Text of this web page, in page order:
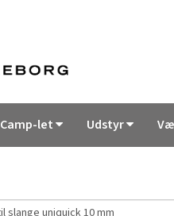
Camp-let Udstyr